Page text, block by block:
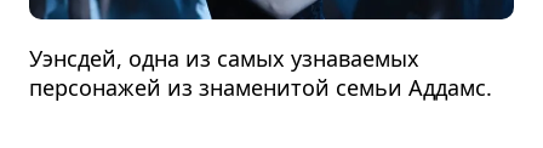
Уэнсдей, одна из самых узнаваемых
персонажей из знаменитой семьи Аддамс.